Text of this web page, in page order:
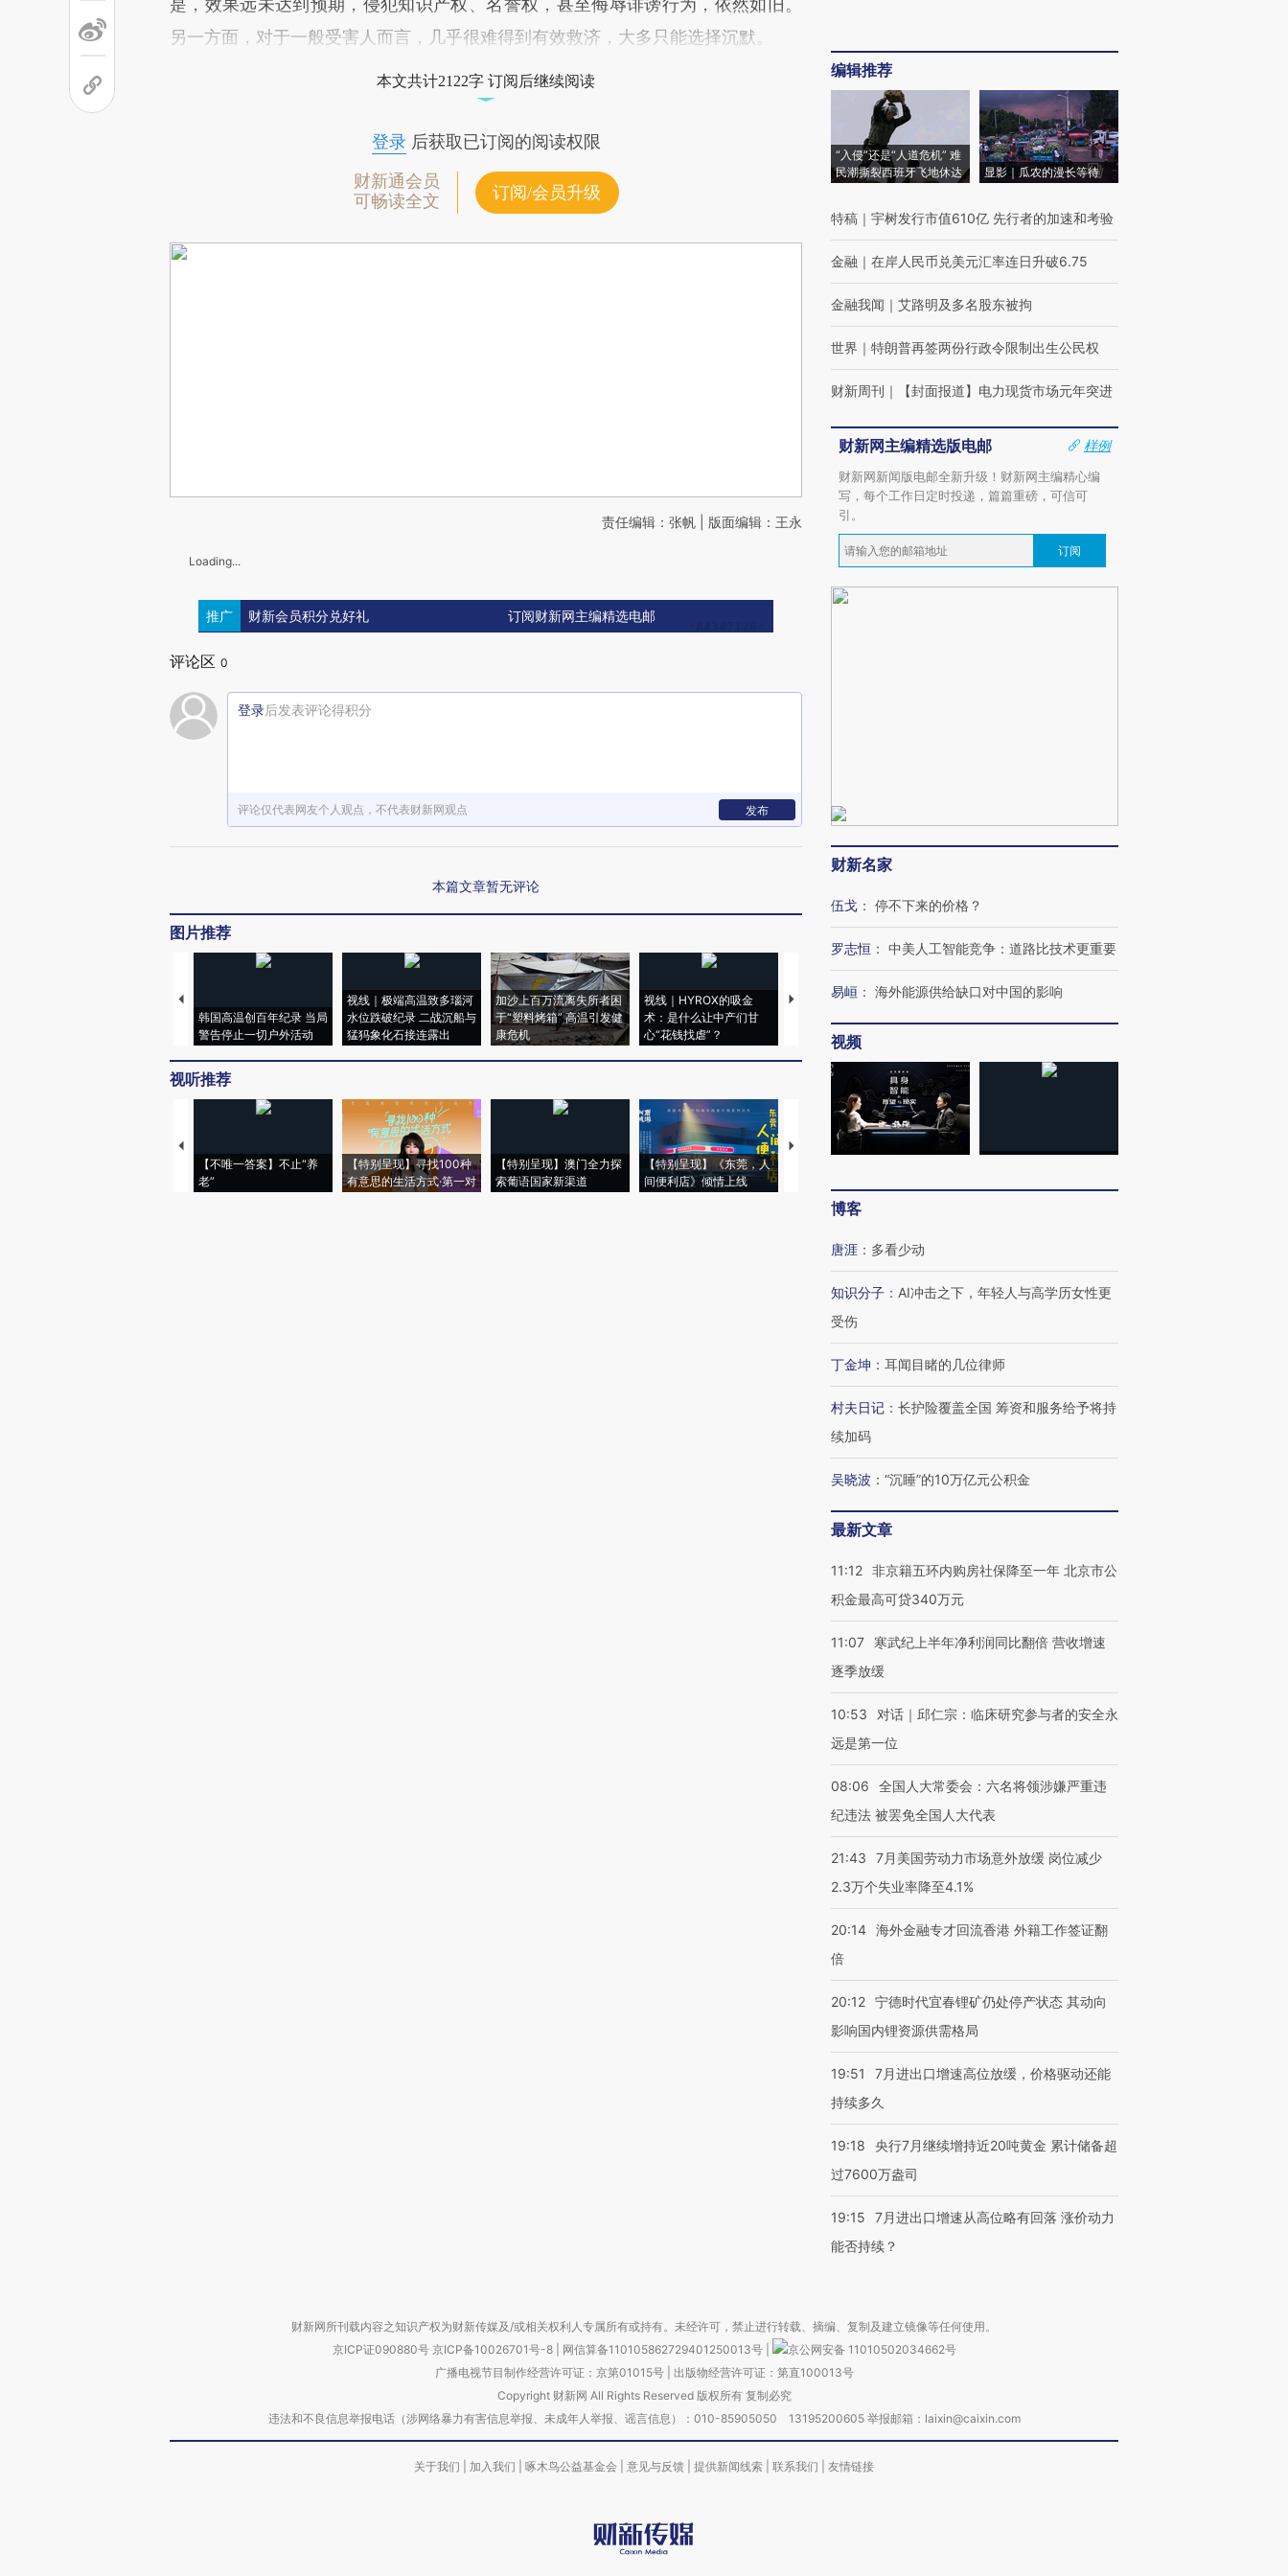
是，效果远未达到预期，侵犯知识产权、名誉权，甚至侮辱诽谤行为，依然如旧。
另一方面，对于一般受害人而言，几乎很难得到有效救济，大多只能选择沉默。
本文共计2122字 订阅后继续阅读
登录后获取已订阅的阅读权限
财新通会员
可畅读全文
订阅/会员升级
责任编辑：张帆 | 版面编辑：王永
Loading...
推广 财新会员积分兑好礼 订阅财新网主编精选电邮
评论区 0
登录后发表评论得积分
评论仅代表网友个人观点，不代表财新网观点 发布
本篇文章暂无评论
图片推荐
韩国高温创百年纪录 当局
警告停止一切户外活动
视线｜极端高温致多瑙河
水位跌破纪录 二战沉船与
猛犸象化石接连露出
加沙上百万流离失所者困
于“塑料烤箱” 高温引发健
康危机
视线｜HYROX的吸金
术：是什么让中产们甘
心“花钱找虐”？
马航飞行员跨国走私7万
视线｜被称为“蟑螂”的印
视听推荐
【不唯一答案】不止“养
老”
【特别呈现】寻找100种
有意思的生活方式·第一对
【特别呈现】澳门全力探
索葡语国家新渠道
【特别呈现】《东莞，人
间便利店》倾情上线
【推广】走进第四届链博
编辑推荐
“入侵”还是“人道危机” 难
民潮撕裂西班牙飞地休达
显影｜瓜农的漫长等待
特稿 ｜ 宇树发行市值610亿 先行者的加速和考验
金融 ｜ 在岸人民币兑美元汇率连日升破6.75
金融我闻 ｜ 艾路明及多名股东被拘
世界 ｜ 特朗普再签两份行政令限制出生公民权
财新周刊 ｜ 【封面报道】电力现货市场元年突进
财新网主编精选版电邮
样例
财新网新闻版电邮全新升级！财新网主编精心编
写，每个工作日定时投递，篇篇重磅，可信可
引。
订阅
财新名家
伍戈 ： 停不下来的价格？
罗志恒 ： 中美人工智能竞争：道路比技术更重要
易峘 ： 海外能源供给缺口对中国的影响
视频
博客
唐涯 ： 多看少动
知识分子 ： AI冲击之下，年轻人与高学历女性更
受伤
丁金坤 ： 耳闻目睹的几位律师
村夫日记 ： 长护险覆盖全国 筹资和服务给予将持
续加码
吴晓波 ： “沉睡”的10万亿元公积金
最新文章
11:12 非京籍五环内购房社保降至一年 北京市公
积金最高可贷340万元
11:07
寒武纪上半年净利润同比翻倍 营收增速
逐季放缓
10:53
对话｜邱仁宗：临床研究参与者的安全永
远是第一位
08:06
全国人大常委会：六名将领涉嫌严重违
纪违法 被罢免全国人大代表
21:43
7月美国劳动力市场意外放缓 岗位减少
2.3万个失业率降至4.1%
20:14 海外金融专才回流香港 外籍工作签证翻
倍
20:12 宁德时代宜春锂矿仍处停产状态 其动向
影响国内锂资源供需格局
19:51
7月进出口增速高位放缓，价格驱动还能
持续多久
19:18
央行7月继续增持近20吨黄金 累计储备超
过7600万盎司
19:15
7月进出口增速从高位略有回落 涨价动力
能否持续？
财新网所刊载内容之知识产权为财新传媒及/或相关权利人专属所有或持有。未经许可，禁止进行转载、摘编、复制及建立镜像等任何使用。
京ICP证090880号 京ICP备10026701号-8 网信算备110105862729401250013号
京公网安备 11010502034662号
广播电视节目制作经营许可证：京第01015号| 出版物经营许可证：第直100013号
Copyright 财新网 All Rights Reserved 版权所有 复制必究
违法和不良信息举报电话（涉网络暴力有害信息举报、未成年人举报、谣言信息）：010-85905050 13195200605 举报邮箱：laixin@caixin.com
关于我们 加入我们 啄木鸟公益基金会 意见与反馈 提供新闻线索 联系我们 友情链接